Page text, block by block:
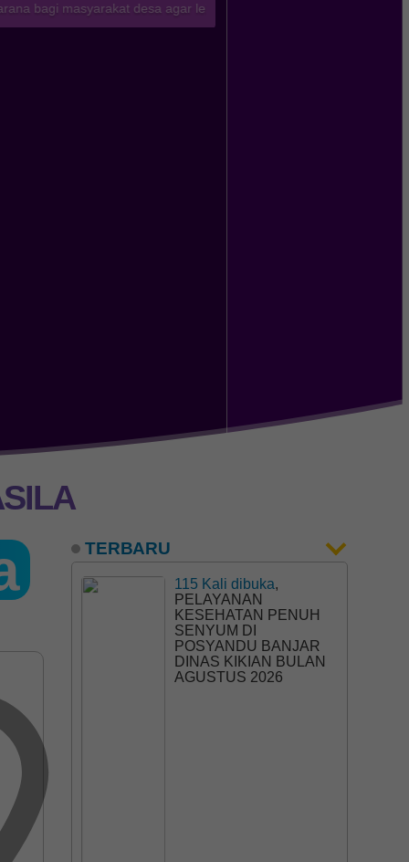
desa agar lebih mudah mengakses informasi terkini
TERBARU
115 Kali dibuka,
PELAYANAN
KESEHATAN PENUH
SENYUM DI
POSYANDU BANJAR
DINAS KIKIAN BULAN
AGUSTUS 2026